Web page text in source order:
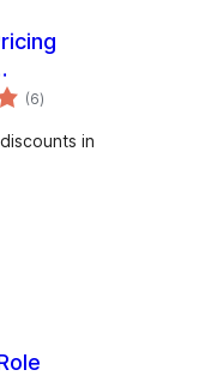
(6전
체
점
)
in